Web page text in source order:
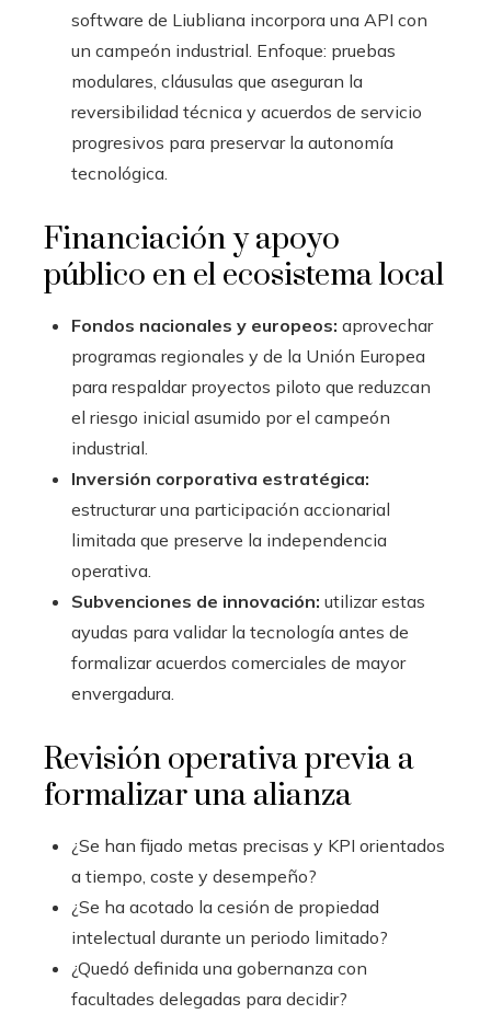
software de Liubliana incorpora una API con
un campeón industrial. Enfoque: pruebas
modulares, cláusulas que aseguran la
reversibilidad técnica y acuerdos de servicio
progresivos para preservar la autonomía
tecnológica.
Financiación y apoyo
público en el ecosistema local
Fondos nacionales y europeos: aprovechar
programas regionales y de la Unión Europea
para respaldar proyectos piloto que reduzcan
el riesgo inicial asumido por el campeón
industrial.
Inversión corporativa estratégica:
estructurar una participación accionarial
limitada que preserve la independencia
operativa.
Subvenciones de innovación: utilizar estas
ayudas para validar la tecnología antes de
formalizar acuerdos comerciales de mayor
envergadura.
Revisión operativa previa a
formalizar una alianza
¿Se han fijado metas precisas y KPI orientados
a tiempo, coste y desempeño?
¿Se ha acotado la cesión de propiedad
intelectual durante un periodo limitado?
¿Quedó definida una gobernanza con
facultades delegadas para decidir?